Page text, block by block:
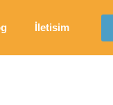
İletisim